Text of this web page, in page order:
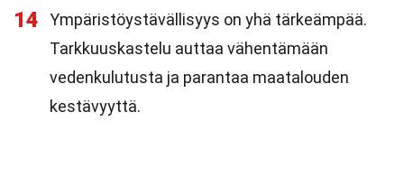
14
Ympäristöystävällisyys on yhä tärkeämpää.
Tarkkuuskastelu auttaa vähentämään
vedenkulutusta ja parantaa maatalouden
kestävyyttä.